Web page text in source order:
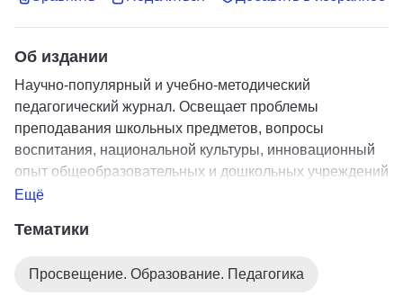
Об издании
Научно-популярный и учебно-методический
педагогический журнал. Освещает проблемы
преподавания школьных предметов, вопросы
воспитания, национальной культуры, инновационный
опыт общеобразовательных и дошкольных учреждений
образования, а также средних и высших учебных
Ещё
Тематики
Просвещение. Образование. Педагогика